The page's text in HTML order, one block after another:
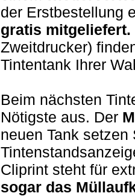
der Erstbestellung
gratis mitgeliefert.
Zweitdrucker)
Tintentank Ihrer
Beim nächsten
Nötigste aus. Der
neuen Tank
Cliprint steht für
sogar das